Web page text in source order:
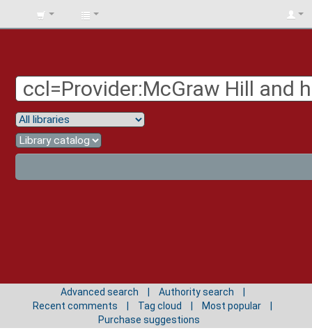
BIBLIOTECA
Advanced search
Authority search
Recent comments
Tag cloud
Most popular
Purchase suggestions